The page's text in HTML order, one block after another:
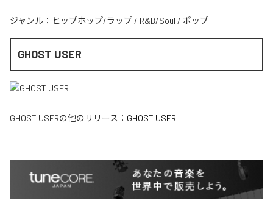
ジャンル： ヒップホップ/ラップ / R&B/Soul / ポップ
GHOST USER
GHOST USERの他のリリース： GHOST USER